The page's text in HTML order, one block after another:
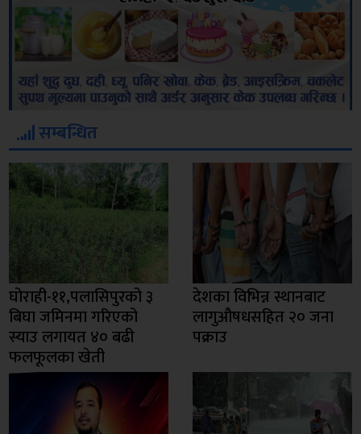
सम्बन्धित
घोराही-११,पलासिपुरको ३
बिघा जमिनमा गरिएको
स्याउ लगायत ४० बढी
फलफूलका खेती
देशका विभिन्न स्थानबाट
लागुऔषधसहित २० जना
पक्राउ